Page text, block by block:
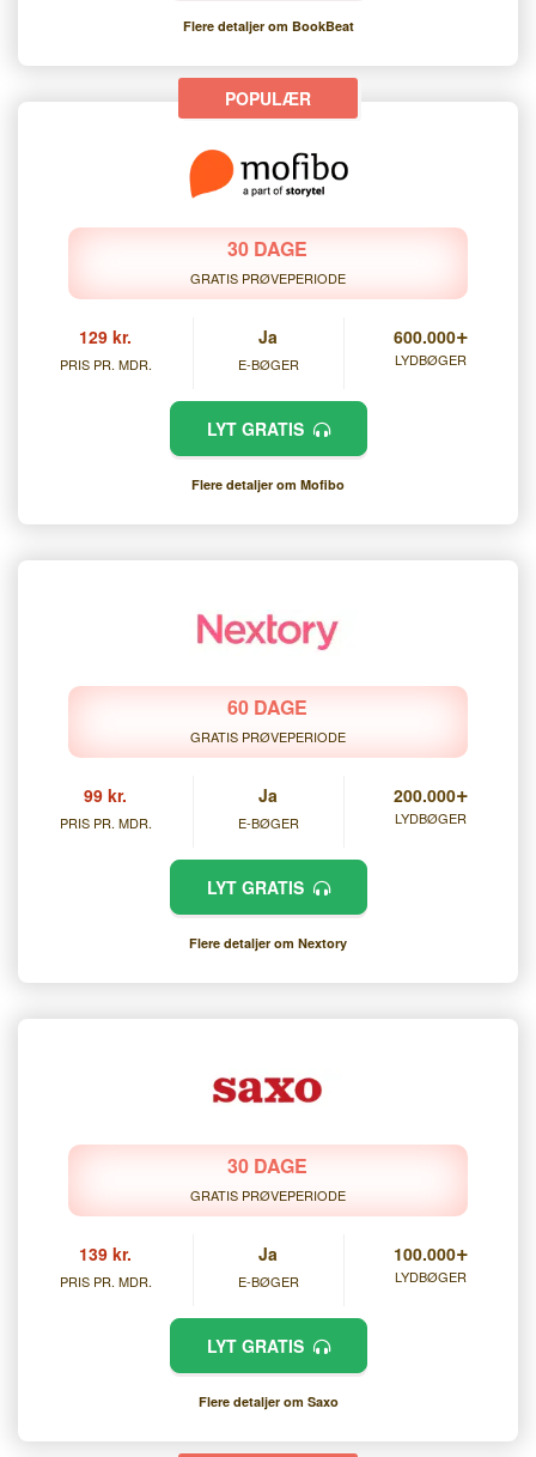
Flere detaljer om BookBeat
30 DAGE
GRATIS PRØVEPERIODE
129 kr.
PRIS PR. MDR.
Ja
E-BØGER
600.000+
LYDBØGER
LYT GRATIS
Flere detaljer om Mofibo
60 DAGE
GRATIS PRØVEPERIODE
99 kr.
PRIS PR. MDR.
Ja
E-BØGER
200.000+
LYDBØGER
LYT GRATIS
Flere detaljer om Nextory
30 DAGE
GRATIS PRØVEPERIODE
139 kr.
PRIS PR. MDR.
Ja
E-BØGER
100.000+
LYDBØGER
LYT GRATIS
Flere detaljer om Saxo